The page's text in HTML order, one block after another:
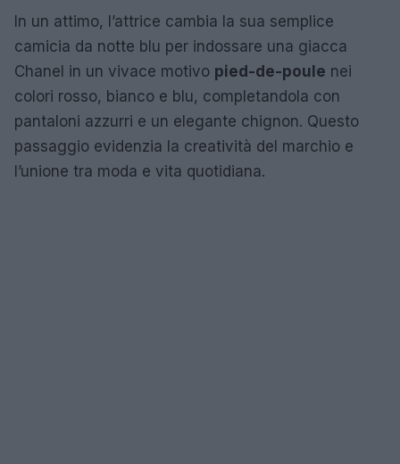
In un attimo, l’attrice cambia la sua semplice
camicia da notte blu per indossare una giacca
Chanel in un vivace motivo pied-de-poule nei
colori rosso, bianco e blu, completandola con
pantaloni azzurri e un elegante chignon. Questo
passaggio evidenzia la creatività del marchio e
l’unione tra moda e vita quotidiana.